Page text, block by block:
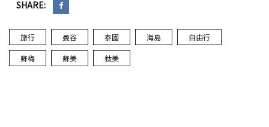
SHARE:
旅行 曼谷 泰國 海島 自由行
蘇梅 蘇美 鈦美